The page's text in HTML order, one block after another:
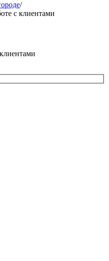
/
с клиентами